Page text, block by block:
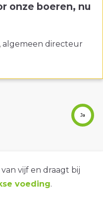
onze boeren, nu
algemeen directeur
Ja
vijf en draagt bij
voeding.